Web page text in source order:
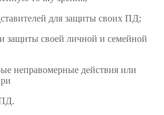
для защиты своих ПД;
защиты своей личной и семейной
неправомерные действия или